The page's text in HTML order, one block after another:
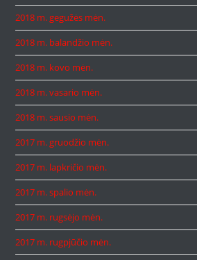
2018 m. gegužės mėn.
2018 m. balandžio mėn.
2018 m. kovo mėn.
2018 m. vasario mėn.
2018 m. sausio mėn.
2017 m. gruodžio mėn.
2017 m. lapkričio mėn.
2017 m. spalio mėn.
2017 m. rugsėjo mėn.
2017 m. rugpjūčio mėn.